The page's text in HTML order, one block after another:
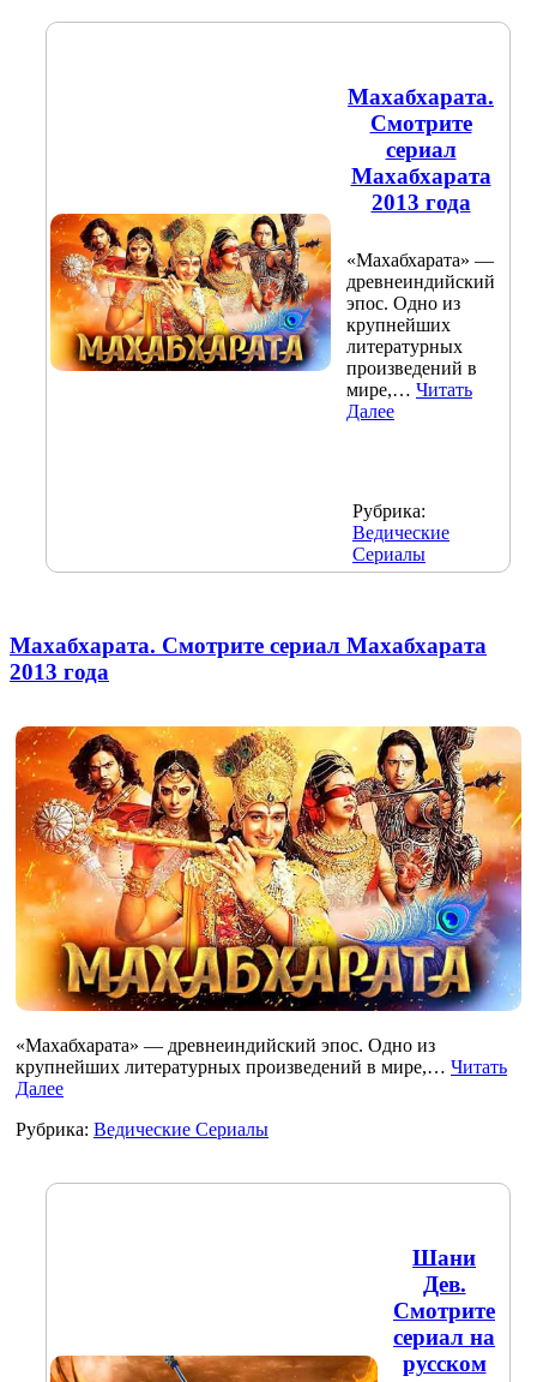
Махабхарата.
Смотрите
сериал
Махабхарата
2013 года
«Махабхарата» —
древнеиндийский
эпос. Одно из
крупнейших
литературных
произведений в
мире,… Читать
Далее
Рубрика:
Ведические
Сериалы
Махабхарата. Смотрите сериал Махабхарата
2013 года
«Махабхарата» — древнеиндийский эпос. Одно из
крупнейших литературных произведений в мире,… Читать
Далее
Рубрика: Ведические Сериалы
Шани
Дев.
Смотрите
сериал на
русском